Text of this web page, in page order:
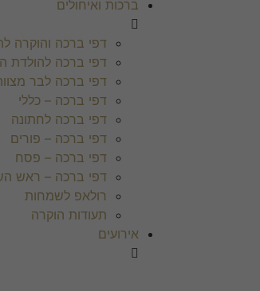
ברכות ואיחולים
דפי ברכה והוקרה
דפי ברכה להולדת
דפי ברכה לבר
דפי ברכה – כללי
דפי ברכה לחתונה
דפי ברכה – פורים
דפי ברכה – פסח
דפי ברכה – ראש
רולאפ לשמחות
תעודות הוקרה
אירועים